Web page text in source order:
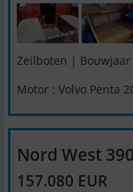
Zeilboten | Bouwjaar
Motor : Volvo Penta
Nord West
157.080 EUR